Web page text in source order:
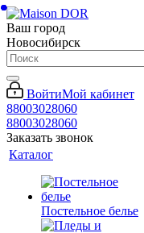
Ваш город
Новосибирск
ВойтиМой кабинет
88003028060
88003028060
Заказать звонок
Каталог
Постельное белье